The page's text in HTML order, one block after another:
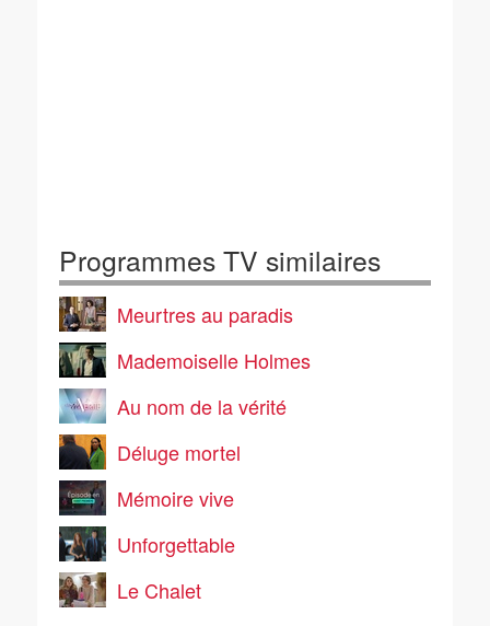
Programmes TV similaires
Meurtres au paradis
Mademoiselle Holmes
Au nom de la vérité
Déluge mortel
Mémoire vive
Unforgettable
Le Chalet